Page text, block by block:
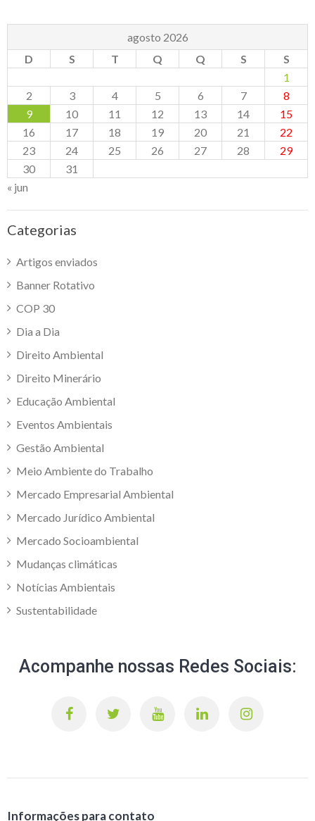
agosto 2026
D
S T Q Q S
S
1
2
3 4 5 6 7
8
9
10 11 12 13 14
15
16
17 18 19 20 21
22
23
24 25 26 27 28
29
30
31
« jun
Categorias
Artigos enviados
Banner Rotativo
COP 30
Dia a Dia
Direito Ambiental
Direito Minerário
Educação Ambiental
Eventos Ambientais
Gestão Ambiental
Meio Ambiente do Trabalho
Mercado Empresarial Ambiental
Mercado Jurídico Ambiental
Mercado Socioambiental
Mudanças climáticas
Notícias Ambientais
Sustentabilidade
Acompanhe nossas Redes Sociais:
Informações para contato